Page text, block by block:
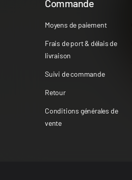
Commande
Moyens de paiement
Frais de port & délais de
livraison
Suivi de commande
Retour
Conditions générales de
vente